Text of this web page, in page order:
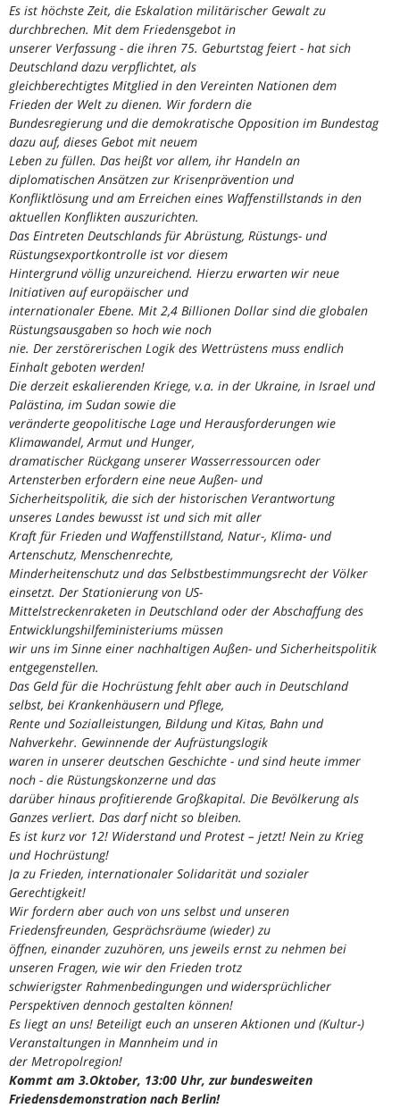
Es ist höchste Zeit, die Eskalation militärischer Gewalt zu
durchbrechen. Mit dem Friedensgebot in
unserer Verfassung - die ihren 75. Geburtstag feiert - hat sich
Deutschland dazu verpflichtet, als
gleichberechtigtes Mitglied in den Vereinten Nationen dem
Frieden der Welt zu dienen. Wir fordern die
Bundesregierung und die demokratische Opposition im Bundestag
dazu auf, dieses Gebot mit neuem
Leben zu füllen. Das heißt vor allem, ihr Handeln an
diplomatischen Ansätzen zur Krisenprävention und
Konfliktlösung und am Erreichen eines Waffenstillstands in den
aktuellen Konflikten auszurichten.
Das Eintreten Deutschlands für Abrüstung, Rüstungs- und
Rüstungsexportkontrolle ist vor diesem
Hintergrund völlig unzureichend. Hierzu erwarten wir neue
Initiativen auf europäischer und
internationaler Ebene. Mit 2,4 Billionen Dollar sind die globalen
Rüstungsausgaben so hoch wie noch
nie. Der zerstörerischen Logik des Wettrüstens muss endlich
Einhalt geboten werden!
Die derzeit eskalierenden Kriege, v.a. in der Ukraine, in Israel und
Palästina, im Sudan sowie die
veränderte geopolitische Lage und Herausforderungen wie
Klimawandel, Armut und Hunger,
dramatischer Rückgang unserer Wasserressourcen oder
Artensterben erfordern eine neue Außen- und
Sicherheitspolitik, die sich der historischen Verantwortung
unseres Landes bewusst ist und sich mit aller
Kraft für Frieden und Waffenstillstand, Natur-, Klima- und
Artenschutz, Menschenrechte,
Minderheitenschutz und das Selbstbestimmungsrecht der Völker
einsetzt. Der Stationierung von US-
Mittelstreckenraketen in Deutschland oder der Abschaffung des
Entwicklungshilfeministeriums müssen
wir uns im Sinne einer nachhaltigen Außen- und Sicherheitspolitik
entgegenstellen.
Das Geld für die Hochrüstung fehlt aber auch in Deutschland
selbst, bei Krankenhäusern und Pflege,
Rente und Sozialleistungen, Bildung und Kitas, Bahn und
Nahverkehr. Gewinnende der Aufrüstungslogik
waren in unserer deutschen Geschichte - und sind heute immer
noch - die Rüstungskonzerne und das
darüber hinaus profitierende Großkapital. Die Bevölkerung als
Ganzes verliert. Das darf nicht so bleiben.
Es ist kurz vor 12! Widerstand und Protest – jetzt! Nein zu Krieg
und Hochrüstung!
Ja zu Frieden, internationaler Solidarität und sozialer
Gerechtigkeit!
Wir fordern aber auch von uns selbst und unseren
Friedensfreunden, Gesprächsräume (wieder) zu
öffnen, einander zuzuhören, uns jeweils ernst zu nehmen bei
unseren Fragen, wie wir den Frieden trotz
schwierigster Rahmenbedingungen und widersprüchlicher
Perspektiven dennoch gestalten können!
Es liegt an uns! Beteiligt euch an unseren Aktionen und (Kultur-)
Veranstaltungen in Mannheim und in
der Metropolregion!
Kommt am 3.Oktober, 13:00 Uhr, zur bundesweiten
Friedensdemonstration nach Berlin!